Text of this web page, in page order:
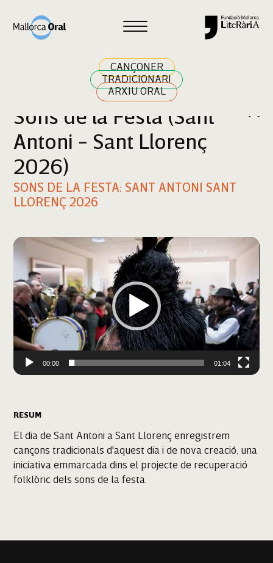
CANÇONER
TRADICIONARI
ARXIU ORAL
Cercar
Sons de la Festa (Sant
Antoni - Sant Llorenç
2026)
SONS DE LA FESTA: SANT ANTONI SANT
LLORENÇ 2026
Reproductor
vídeo
00:00 01:04
RESUM
El dia de Sant Antoni a Sant Llorenç enregistrem
cançons tradicionals d'aquest dia i de nova creació, una
iniciativa emmarcada dins el projecte de recuperació
folklòric dels sons de la festa.